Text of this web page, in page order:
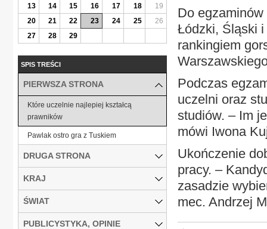
Do
Łódzki, Śląski
rankingiem
Podczas
uczelni oraz
studiów. – Im
mówi Iwona
Ukończenie
pracy. –
zasadzie
mec. Andrzej
13
14 15 16 17 18
19
20
21 22 23 24 25
26
27
28 29
SPIS TREŚCI
PIERWSZA STRONA
Które uczelnie najlepiej kształcą
prawników
Pawlak ostro gra z Tuskiem
DRUGA STRONA
KRAJ
ŚWIAT
PUBLICYSTYKA, OPINIE